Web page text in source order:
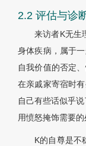
2.2 评估与诊
来访者K无生
身体疾病，属于
自我价值的否定
在亲戚家寄宿时
自己有些话似乎
用愤怒掩饰需要的
K的自尊是不